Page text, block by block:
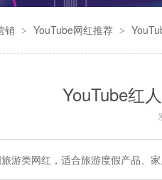
销 > YouTube网红推荐 >
YouTube红
游类网红，适合旅游度假产品、家